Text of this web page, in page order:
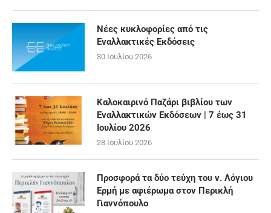
Νέες κυκλοφορίες από τις
Εναλλακτικές Εκδόσεις
30 Ιουλίου 2026
Καλοκαιρινό Παζάρι βιβλίου των
Εναλλακτικών Εκδόσεων | 7 έως 31
Ιουλίου 2026
28 Ιουλίου 2026
Προσφορά τα δύο τεύχη του ν. Λόγιου
Ερμή με αφιέρωμα στον Περικλή
Γιαννόπουλο